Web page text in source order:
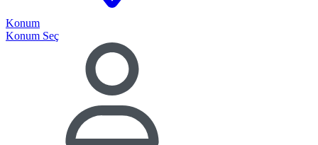
Konum
Konum Seç